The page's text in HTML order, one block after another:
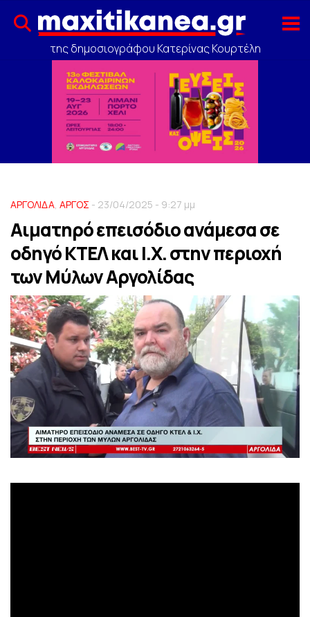
της δημοσιογράφου Κατερίνας Κουρτέλη
ΑΡΓΟΛΙΔΑ, ΑΡΓΟΣ - 23/04/2025 - 9:27 μμ
Aιματηρό επεισόδιο ανάμεσα σε
οδηγό ΚΤΕΛ και I.X. στην περιοχή
των Μύλων Αργολίδας